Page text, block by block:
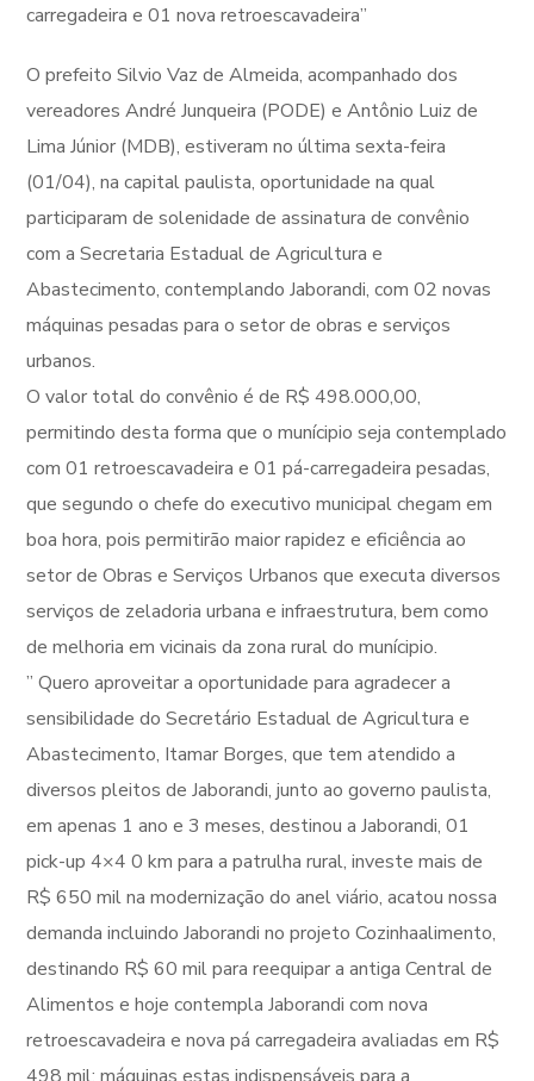
carregadeira e 01 nova retroescavadeira”
O prefeito Silvio Vaz de Almeida, acompanhado dos
vereadores André Junqueira (PODE) e Antônio Luiz de
Lima Júnior (MDB), estiveram no última sexta-feira
(01/04), na capital paulista, oportunidade na qual
participaram de solenidade de assinatura de convênio
com a Secretaria Estadual de Agricultura e
Abastecimento, contemplando Jaborandi, com 02 novas
máquinas pesadas para o setor de obras e serviços
urbanos.
O valor total do convênio é de R$ 498.000,00,
permitindo desta forma que o munícipio seja contemplado
com 01 retroescavadeira e 01 pá-carregadeira pesadas,
que segundo o chefe do executivo municipal chegam em
boa hora, pois permitirão maior rapidez e eficiência ao
setor de Obras e Serviços Urbanos que executa diversos
serviços de zeladoria urbana e infraestrutura, bem como
de melhoria em vicinais da zona rural do munícipio.
” Quero aproveitar a oportunidade para agradecer a
sensibilidade do Secretário Estadual de Agricultura e
Abastecimento, Itamar Borges, que tem atendido a
diversos pleitos de Jaborandi, junto ao governo paulista,
em apenas 1 ano e 3 meses, destinou a Jaborandi, 01
pick-up 4×4 0 km para a patrulha rural, investe mais de
R$ 650 mil na modernização do anel viário, acatou nossa
demanda incluindo Jaborandi no projeto Cozinhaalimento,
destinando R$ 60 mil para reequipar a antiga Central de
Alimentos e hoje contempla Jaborandi com nova
retroescavadeira e nova pá carregadeira avaliadas em R$